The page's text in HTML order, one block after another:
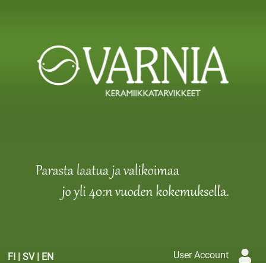
FI | SV| EN User Account